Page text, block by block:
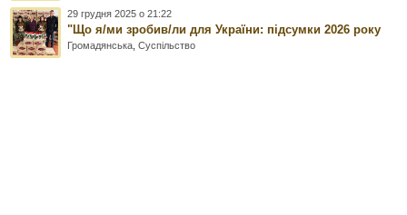
29 грудня 2025 о 21:22
"Що я/ми зробив/ли для України: підсумки 2026 року
Громадянська ,Суспільство